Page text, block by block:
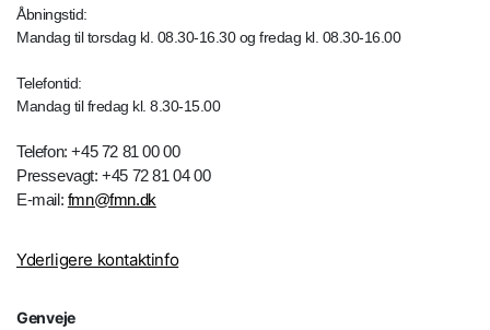
Åbningstid:
Mandag til torsdag kl. 08.30-16.30 og fredag kl. 08.30-16.00
Telefontid:
Mandag til fredag kl. 8.30-15.00
Telefon: +45 72 81 00 00
Pressevagt: +45 72 81 04 00
E-mail: fmn@fmn.dk
Yderligere kontaktinfo
Genveje